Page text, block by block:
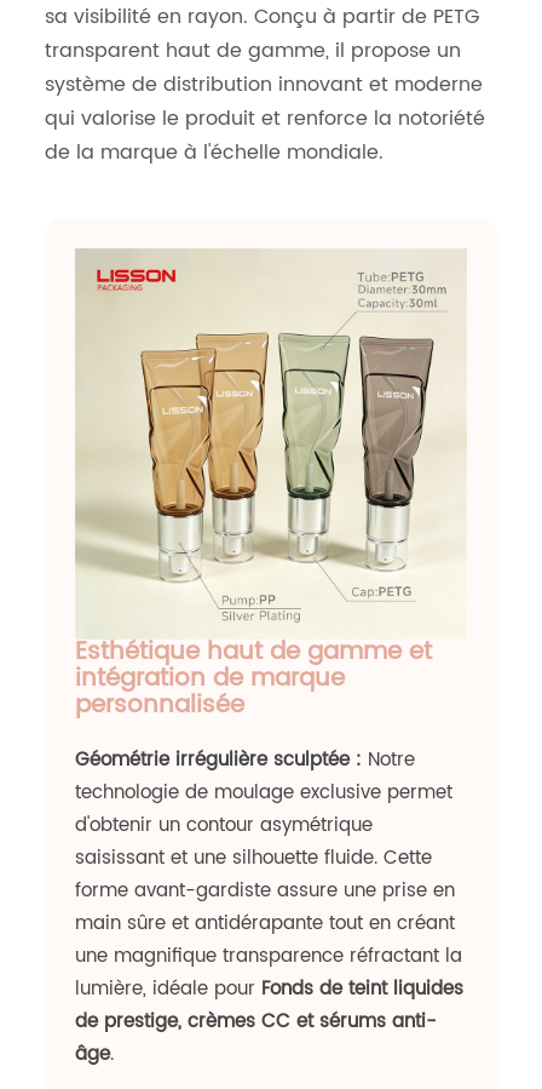
sa visibilité en rayon. Conçu à partir de PETG
transparent haut de gamme, il propose un
système de distribution innovant et moderne
qui valorise le produit et renforce la notoriété
de la marque à l'échelle mondiale.
Esthétique haut de gamme et
intégration de marque
personnalisée
Géométrie irrégulière sculptée : Notre
technologie de moulage exclusive permet
d'obtenir un contour asymétrique
saisissant et une silhouette fluide. Cette
forme avant-gardiste assure une prise en
main sûre et antidérapante tout en créant
une magnifique transparence réfractant la
lumière, idéale pour Fonds de teint liquides
de prestige, crèmes CC et sérums anti-
âge.